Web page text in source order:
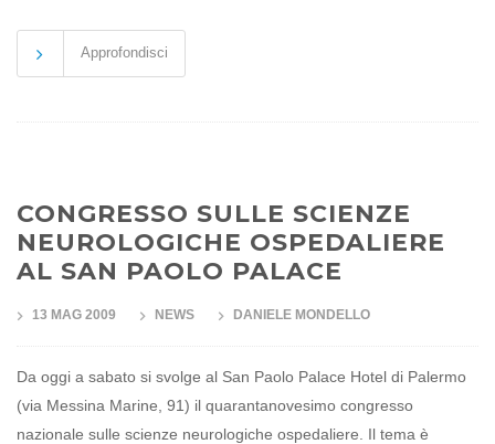
Approfondisci
CONGRESSO SULLE SCIENZE
NEUROLOGICHE OSPEDALIERE
AL SAN PAOLO PALACE
13 MAG 2009 NEWS DANIELE MONDELLO
Da oggi a sabato si svolge al San Paolo Palace Hotel di Palermo
(via Messina Marine, 91) il quarantanovesimo congresso
nazionale sulle scienze neurologiche ospedaliere. Il tema è